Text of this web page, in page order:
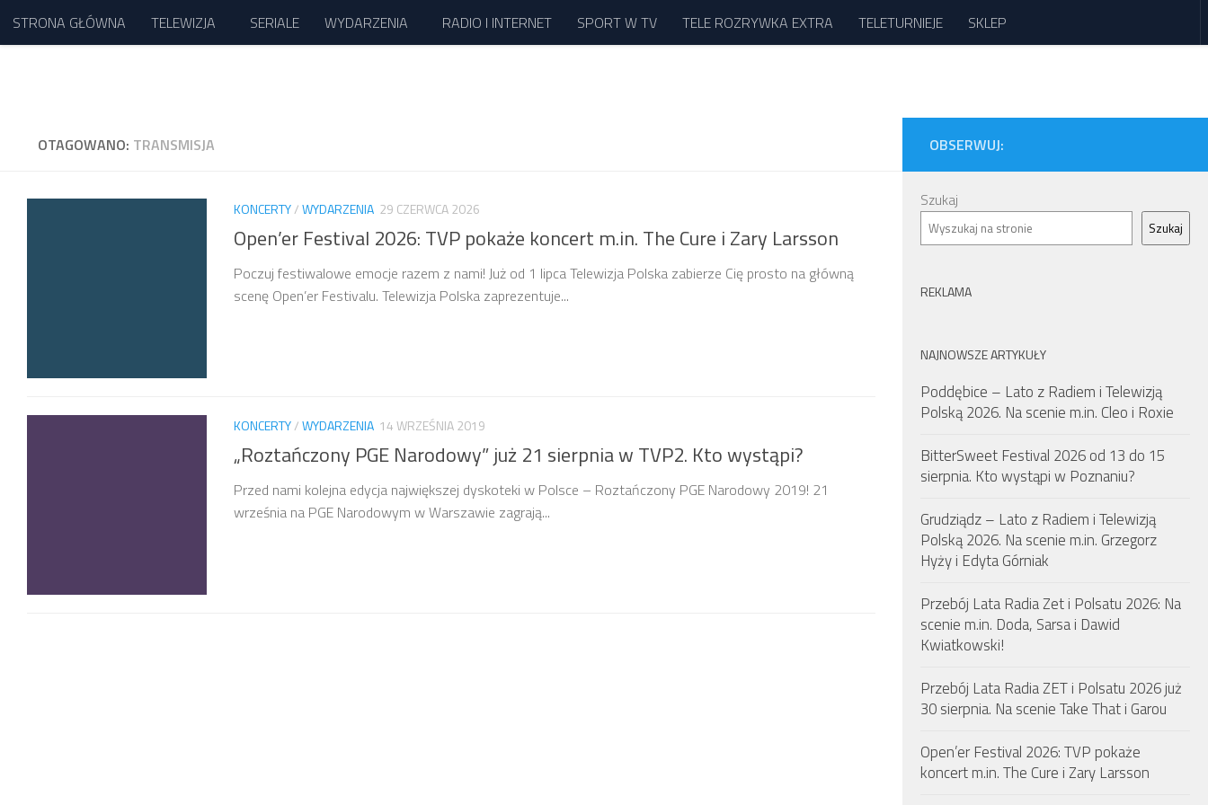
Przejdź do treści
STRONA GŁÓWNA TELEWIZJA SERIALE WYDARZENIA RADIO I INTERNET SPORT W TV TELE ROZRYWKA EXTRA TELETURNIEJE SKLEP
OTAGOWANO: TRANSMISJA
KONCERTY/WYDARZENIA 29 CZERWCA 2026
Open’er Festival 2026: TVP pokaże koncert m.in. The Cure i Zary Larsson
Poczuj festiwalowe emocje razem z nami! Już od 1 lipca Telewizja Polska zabierze Cię prosto na główną
scenę Open’er Festivalu. Telewizja Polska zaprezentuje...
KONCERTY/WYDARZENIA 14 WRZEŚNIA 2019
„Roztańczony PGE Narodowy” już 21 sierpnia w TVP2. Kto wystąpi?
Przed nami kolejna edycja największej dyskoteki w Polsce – Roztańczony PGE Narodowy 2019! 21
września na PGE Narodowym w Warszawie zagrają...
OBSERWUJ:
Szukaj
Szukaj
REKLAMA
NAJNOWSZE ARTYKUŁY
Poddębice – Lato z Radiem i Telewizją
Polską 2026. Na scenie m.in. Cleo i Roxie
BitterSweet Festival 2026 od 13 do 15
sierpnia. Kto wystąpi w Poznaniu?
Grudziądz – Lato z Radiem i Telewizją
Polską 2026. Na scenie m.in. Grzegorz
Hyży i Edyta Górniak
Przebój Lata Radia Zet i Polsatu 2026: Na
scenie m.in. Doda, Sarsa i Dawid
Kwiatkowski!
Przebój Lata Radia ZET i Polsatu 2026 już
30 sierpnia. Na scenie Take That i Garou
Open’er Festival 2026: TVP pokaże
koncert m.in. The Cure i Zary Larsson